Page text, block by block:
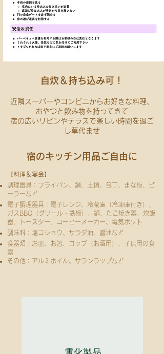
自炊＆持ち込み可！
近隣スーパーやコンビニからお好きな料理、
おやつと飲み物を持ってきて
宿の広いリビンやテラスで楽しい時間を過ご
し草代ませ
宿のキッチン用品ご自由に
【料理＆宴会】
調理器具：フライパン、鍋、土鍋、包丁、まな板、ピ
ーラーなど
電子調理器具：電子レンジ、冷蔵庫（冷凍庫付き）、
ガスBBQ（グリール・鉄板）、鍋、たこ焼き器、炊飯
器、トースター、コーヒーメーカー、電気ポット
調味料：塩コショウ、サラダ油、醤油など
食器類：お皿、お箸、コップ（お酒用）、子供用の食
器
その他：アルミホイル、サランラップなど